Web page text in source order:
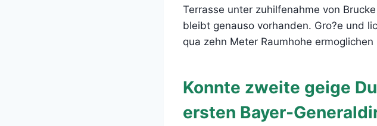
Terrasse unter zuhilfenahme von
bleibt genauso vorhanden. Gro?e und
qua zehn Meter Raumhohe
Konnte zweite geige
ersten Bayer-